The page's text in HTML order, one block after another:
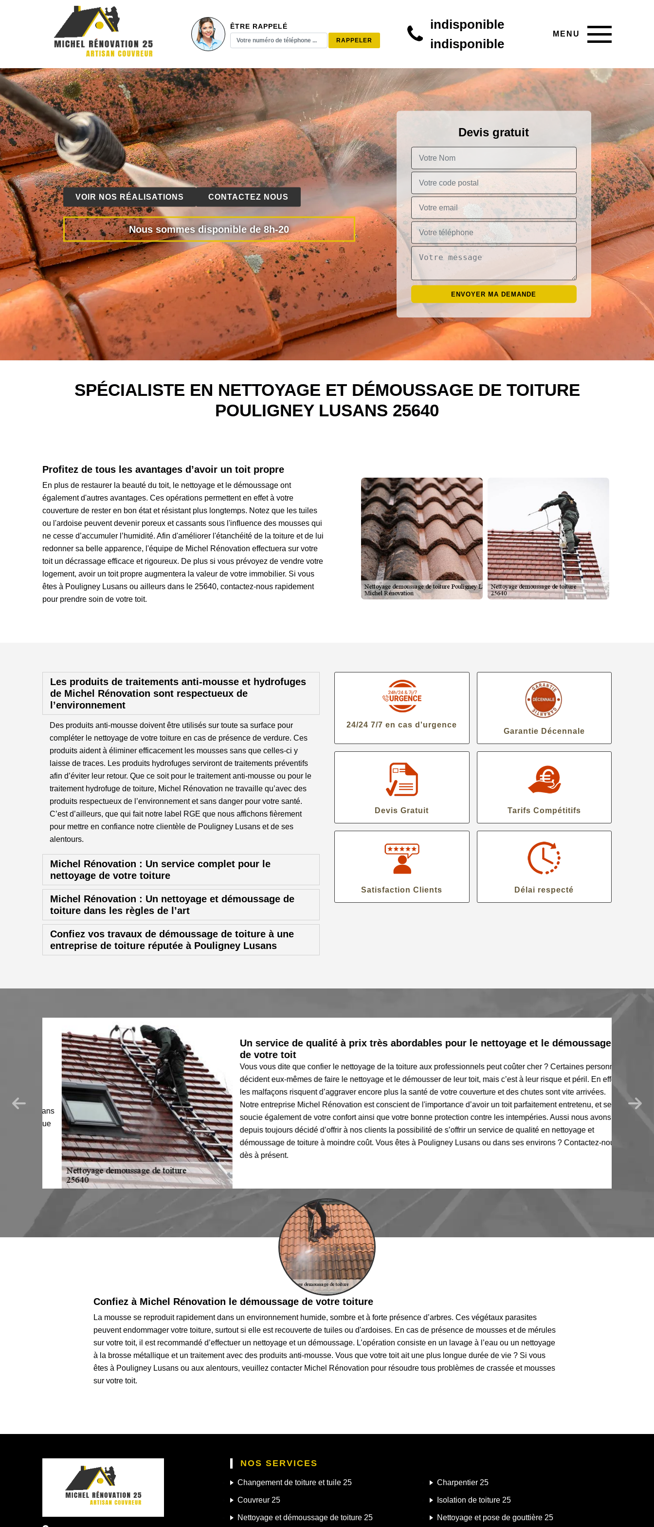
ÊTRE RAPPELÉ
indisponible
indisponible
MENU
VOIR NOS RÉALISATIONS CONTACTEZ NOUS
Nous sommes disponible de 8h-20
Devis gratuit
SPÉCIALISTE EN NETTOYAGE ET DÉMOUSSAGE DE TOITURE
POULIGNEY LUSANS 25640
Profitez de tous les avantages d’avoir un toit propre
En plus de restaurer la beauté du toit, le nettoyage et le démoussage ont
également d'autres avantages. Ces opérations permettent en effet à votre
couverture de rester en bon état et résistant plus longtemps. Notez que les tuiles
ou l'ardoise peuvent devenir poreux et cassants sous l'influence des mousses qui
ne cesse d’accumuler l’humidité. Afin d'améliorer l'étanchéité de la toiture et de lui
redonner sa belle apparence, l'équipe de Michel Rénovation effectuera sur votre
toit un décrassage efficace et rigoureux. De plus si vous prévoyez de vendre votre
logement, avoir un toit propre augmentera la valeur de votre immobilier. Si vous
êtes à Pouligney Lusans ou ailleurs dans le 25640, contactez-nous rapidement
pour prendre soin de votre toit.
Les produits de traitements anti-mousse et hydrofuges
de Michel Rénovation sont respectueux de
l’environnement
Des produits anti-mousse doivent être utilisés sur toute sa surface pour
compléter le nettoyage de votre toiture en cas de présence de verdure. Ces
produits aident à éliminer efficacement les mousses sans que celles-ci y
laisse de traces. Les produits hydrofuges serviront de traitements préventifs
afin d’éviter leur retour. Que ce soit pour le traitement anti-mousse ou pour le
traitement hydrofuge de toiture, Michel Rénovation ne travaille qu’avec des
produits respectueux de l’environnement et sans danger pour votre santé.
C’est d’ailleurs, que qui fait notre label RGE que nous affichons fièrement
pour mettre en confiance notre clientèle de Pouligney Lusans et de ses
alentours.
Michel Rénovation : Un service complet pour le
nettoyage de votre toiture
Michel Rénovation : Un nettoyage et démoussage de
toiture dans les règles de l’art
Confiez vos travaux de démoussage de toiture à une
entreprise de toiture réputée à Pouligney Lusans
24/24 7/7 en cas d'urgence
Garantie Décennale
Devis Gratuit Tarifs Compétitifs
Satisfaction Clients Délai respecté
10 ans
Un service de qualité à prix très abordables pour le nettoyage et le démoussage
de votre toit
Vous vous dite que confier le nettoyage de la toiture aux professionnels peut coûter cher ? Certaines personnes
décident eux-mêmes de faire le nettoyage et le démousser de leur toit, mais c’est à leur risque et péril. En effet,
les malfaçons risquent d’aggraver encore plus la santé de votre couverture et des chutes sont vite arrivées.
Notre entreprise Michel Rénovation est conscient de l'importance d’avoir un toit parfaitement entretenu, et se
soucie également de votre confort ainsi que votre bonne protection contre les intempéries. Aussi nous avons
depuis toujours décidé d’offrir à nos clients la possibilité de s’offrir un service de qualité en nettoyage et
démoussage de toiture à moindre coût. Vous êtes à Pouligney Lusans ou dans ses environs ? Contactez-nous
dès à présent.
Confiez à Michel Rénovation le démoussage de votre toiture
La mousse se reproduit rapidement dans un environnement humide, sombre et à forte présence d’arbres. Ces végétaux parasites
peuvent endommager votre toiture, surtout si elle est recouverte de tuiles ou d'ardoises. En cas de présence de mousses et de mérules
sur votre toit, il est recommandé d’effectuer un nettoyage et un démoussage. L’opération consiste en un lavage à l’eau ou un nettoyage
à la brosse métallique et un traitement avec des produits anti-mousse. Vous que votre toit ait une plus longue durée de vie ? Si vous
êtes à Pouligney Lusans ou aux alentours, veuillez contacter Michel Rénovation pour résoudre tous problèmes de crassée et mousses
sur votre toit.
NOS SERVICES
Changement de toiture et tuile 25 Charpentier 25
Couvreur 25 Isolation de toiture 25
Nettoyage et démoussage de toiture 25 Nettoyage et pose de gouttière 25